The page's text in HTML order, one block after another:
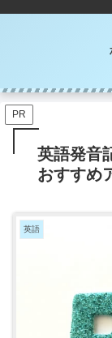
PR
英語発音
おすすめ
英語